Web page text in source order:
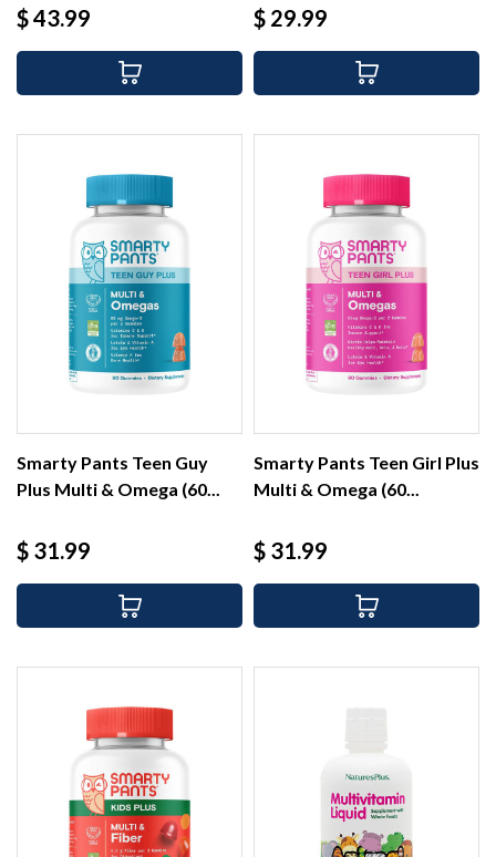
Precio
$ 43.99 Precio
$ 29.99
Smarty Pants Teen Guy
Plus Multi & Omega (60...
Precio
$ 31.99
Smarty Pants Teen Girl Plus
Multi & Omega (60...
Precio
$ 31.99